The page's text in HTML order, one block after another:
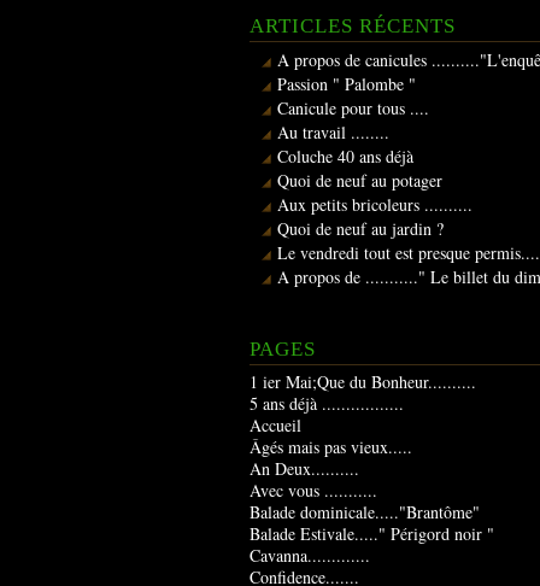
ARTICLES RÉCENTS
A propos de canicules
Passion " Palombe "
Canicule pour tous ....
Au travail ........
Coluche 40 ans déjà
Quoi de neuf au potager
Aux petits bricoleurs ..........
Quoi de neuf au jardin ?
Le vendredi tout est presque
A propos de ..........." Le billet du
PAGES
1 ier Mai;Que du Bonheur..........
5 ans déjà .................
Accueil
Âgés mais pas vieux.....
An Deux..........
Avec vous ...........
Balade dominicale....."Brantôme"
Balade Estivale....." Périgord noir "
Cavanna.............
Confidence.......